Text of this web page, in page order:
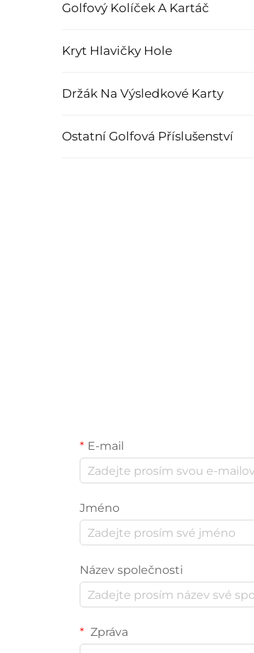
Golfový Kolíček A Kartáč
Kryt Hlavičky Hole
Držák Na Výsledkové Karty
Ostatní Golfová Příslušenství
E-mail
Jméno
Název společnosti
Zpráva